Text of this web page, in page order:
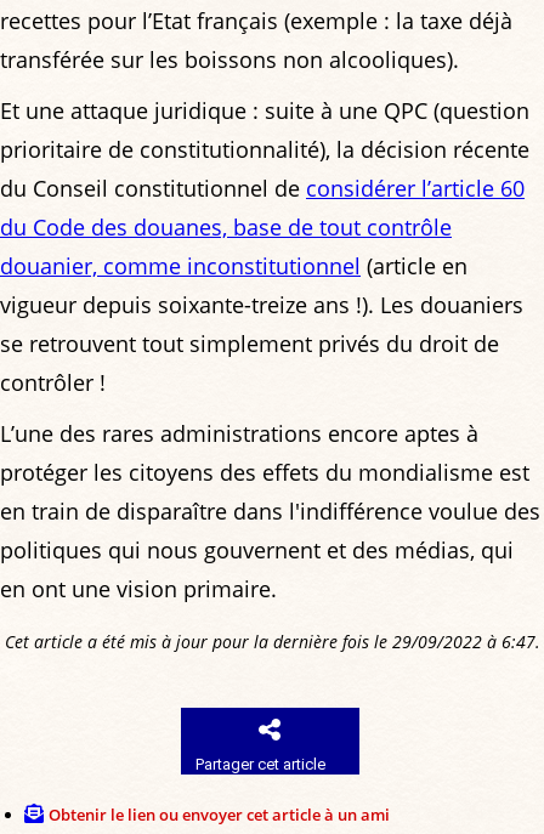
recettes pour l’Etat français (exemple : la taxe déjà
transférée sur les boissons non alcooliques).
Et une attaque juridique : suite à une QPC (question
prioritaire de constitutionnalité), la décision récente
du Conseil constitutionnel de considérer l’article 60
du Code des douanes, base de tout contrôle
douanier, comme inconstitutionnel (article en
vigueur depuis soixante-treize ans !). Les douaniers
se retrouvent tout simplement privés du droit de
contrôler !
L’une des rares administrations encore aptes à
protéger les citoyens des effets du mondialisme est
en train de disparaître dans l'indifférence voulue des
politiques qui nous gouvernent et des médias, qui
en ont une vision primaire.
Cet article a été mis à jour pour la dernière fois le 29/09/2022 à 6:47.
Partager cet article
Obtenir le lien ou envoyer cet article à un ami